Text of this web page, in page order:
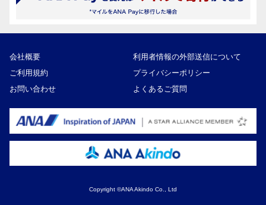
会社概要
利用者情報の外部送信について
ご利用規約
プライバシーポリシー
お問い合わせ
よくあるご質問
Copyright ©ANA Akindo Co., Ltd